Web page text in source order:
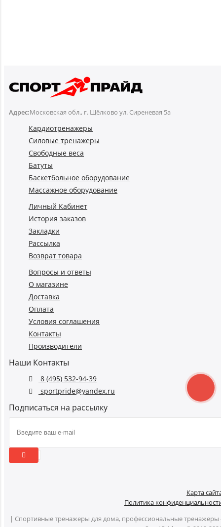
Адрес:Московская обл., г. Щёлково ул. Сиреневая 5а
Кардиотренажеры
Силовые тренажеры
Свободные веса
Батуты
Баскетбольное оборудование
Массажное оборудование
Личный Кабинет
История заказов
Закладки
Рассылка
Возврат товара
Вопросы и ответы
О магазине
Доставка
Оплата
Условия соглашения
Контакты
Производители
Наши Контакты
8 (495) 532-94-39
sportpride@yandex.ru
Подписаться на рассылку
Карта
Политика
| Спортивные тренажеры для дома, профессиональные тренажеры